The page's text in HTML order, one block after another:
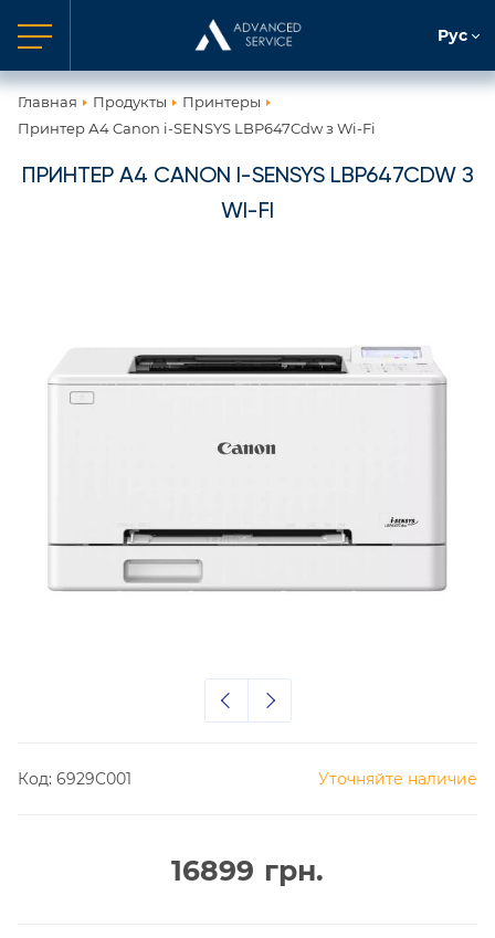
Рус
Главная Продукты
Принтеры
Принтер А4 Canon i-SENSYS LBP647Cdw з Wi-Fi
ПРИНТЕР А4 CANON I-SENSYS LBP647CDW З
WI-FI
Код: 6929C001 Уточняйте наличие
16899 грн.